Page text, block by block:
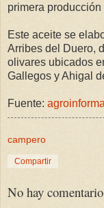
primera
Este aceite se
Arribes del Duero,
olivares ubicados
Gallegos y Ahigal
Fuente:
campero
Compartir
No hay